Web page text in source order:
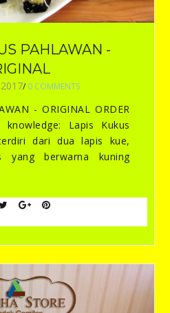
PAHLAWAN -
/ 0 COMMENTS
- ORIGINAL ORDER
knowledge: Lapis Kukus
dari dua lapis kue,
yang berwarna kuning